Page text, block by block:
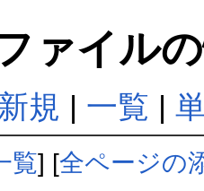
ァイル
新規 | 一覧 |
覧] [全ページの